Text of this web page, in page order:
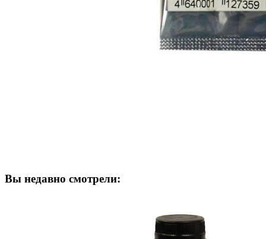
Вы недавно смотрели: